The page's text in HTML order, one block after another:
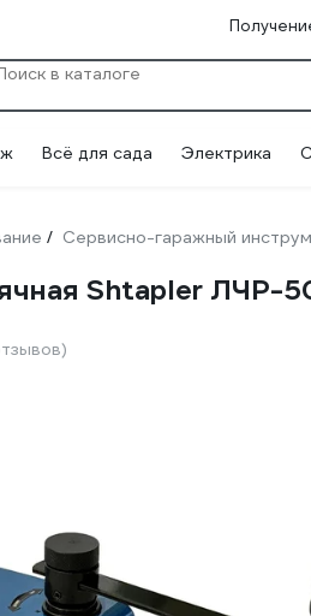
Всё для сада Электрика
/ Сервисно-гаражный
Shtapler ЛЧР-